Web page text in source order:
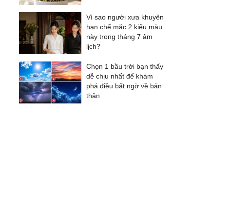
Vì sao người xưa khuyên
hạn chế mặc 2 kiểu màu
này trong tháng 7 âm
lịch?
Chọn 1 bầu trời bạn thấy
dễ chịu nhất để khám
phá điều bất ngờ về bản
thân